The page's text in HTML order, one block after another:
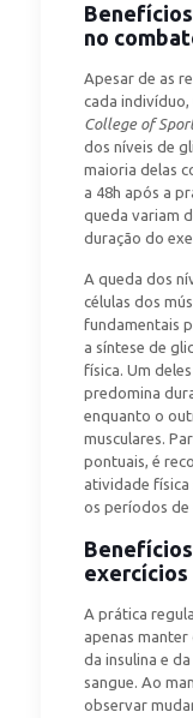
no
Apesar de as
cada
College of
dos níveis de
maioria delas
a 48h após a
queda variam
duração do
A queda dos
células dos
fundamentais
a síntese de
física. Um
predomina
enquanto o
musculares.
pontuais, é
atividade física
os períodos de
exercícios
A prática
apenas
da insulina e
sangue. Ao
observar